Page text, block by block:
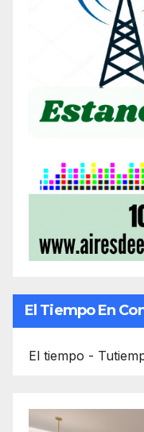
El Tiempo En
El tiempo -